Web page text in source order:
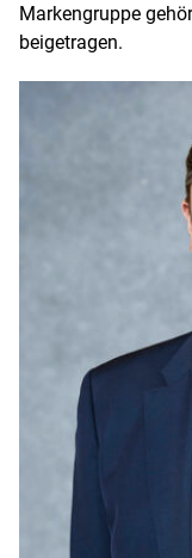
Markengruppe
beigetragen.